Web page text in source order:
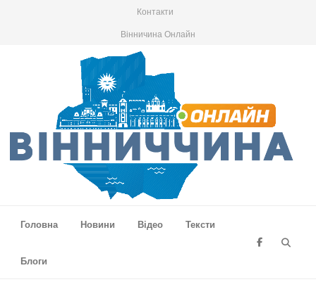
Контакти
Вінничина Онлайн
Головна
Новини Відео Тексти
Блоги